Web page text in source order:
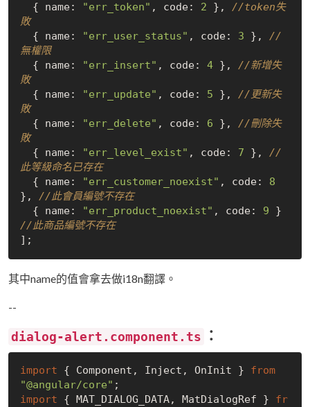
  { name:
"err_token" , code: 2 }, //token失
敗
  { name:
"err_user_status" , code: 3 }, //
無權限
  { name:
"err_insert" , code: 4 }, //新增失
敗
  { name:
"err_update" , code: 5 }, //更新失
敗
  { name:
"err_delete" , code: 6 }, //刪除失
敗
  { name:
"err_level_exist" , code: 7 }, //
此等級命名已存在
  { name:
"err_customer_noexist" , code: 8
}, //此會員編號不存在
  { name:
"err_product_noexist" , code: 9
//此商品編號不存在
其中name的值會拿去做i18n翻譯。
--
dialog-alert.component.ts ：
import { Component, Inject, OnInit } from
"@angular/core"
import { MAT_DIALOG_DATA, MatDialogRef } fr